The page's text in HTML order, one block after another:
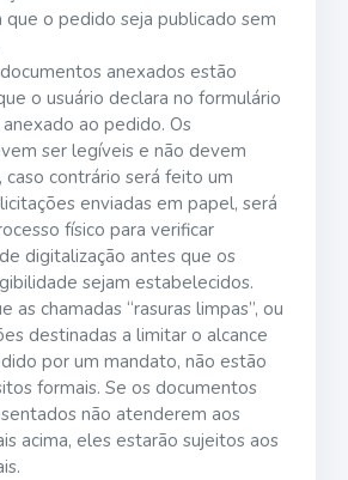
que o pedido seja publicado sem
anexados estão
o usuário declara no formulário
ao pedido. Os
ser legíveis e não devem
caso contrário será feito um
enviadas em papel, será
físico para verificar
digitalização antes que os
sejam estabelecidos.
as chamadas “rasuras limpas”, ou
destinadas a limitar o alcance
por um mandato, não estão
formais. Se os documentos
não atenderem aos
acima, eles estarão sujeitos aos